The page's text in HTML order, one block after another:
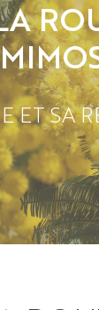
ET SA